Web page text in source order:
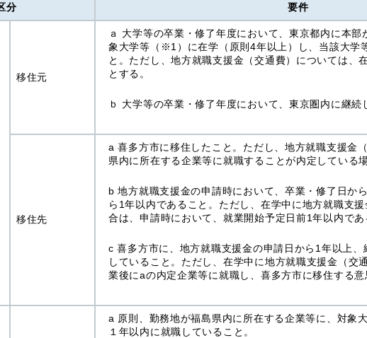
分 要件
移住元
ａ 大学等の卒業・修了年度において、東京都内に本
象大学等（※1）に在学（原則4年以上）し、当該大学
と。ただし、地方就職支援金（交通費）については、
とする。
ｂ 大学等の卒業・修了年度において、東京圏内に継続
移住先
a 喜多方市に移住したこと。ただし、地方就職支援金
県内に所在する企業等に就職することが内定している
b 地方就職支援金の申請時において、卒業・修了日か
ら1年以内であること。ただし、在学中に地方就職支
合は、申請時において、就業開始予定日前1年以内であ
c 喜多方市に、地方就職支援金の申請日から1年以上
していること。ただし、在学中に地方就職支援金（交
業後にaの内定企業等に就職し、喜多方市に移住する意
a 原則、勤務地が福島県内に所在する企業等に、対象
１年以内に就職していること。